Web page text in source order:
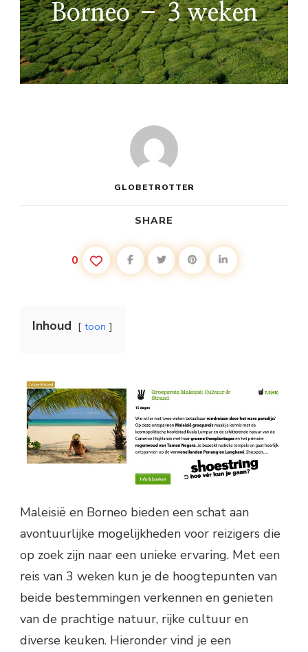
Borneo – 3 weken
GLOBETROTTER
SHARE
0
Inhoud toon
Maleisië en Borneo bieden een schat aan
avontuurlijke mogelijkheden voor reizigers die
op zoek zijn naar een unieke ervaring. Met een
reis van 3 weken kun je de hoogtepunten van
beide bestemmingen verkennen en genieten
van de prachtige natuur, rijke cultuur en
diverse keuken. Hieronder vind je een